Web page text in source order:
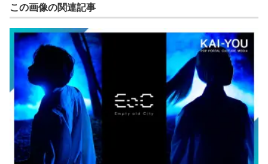
この画像の関連記事